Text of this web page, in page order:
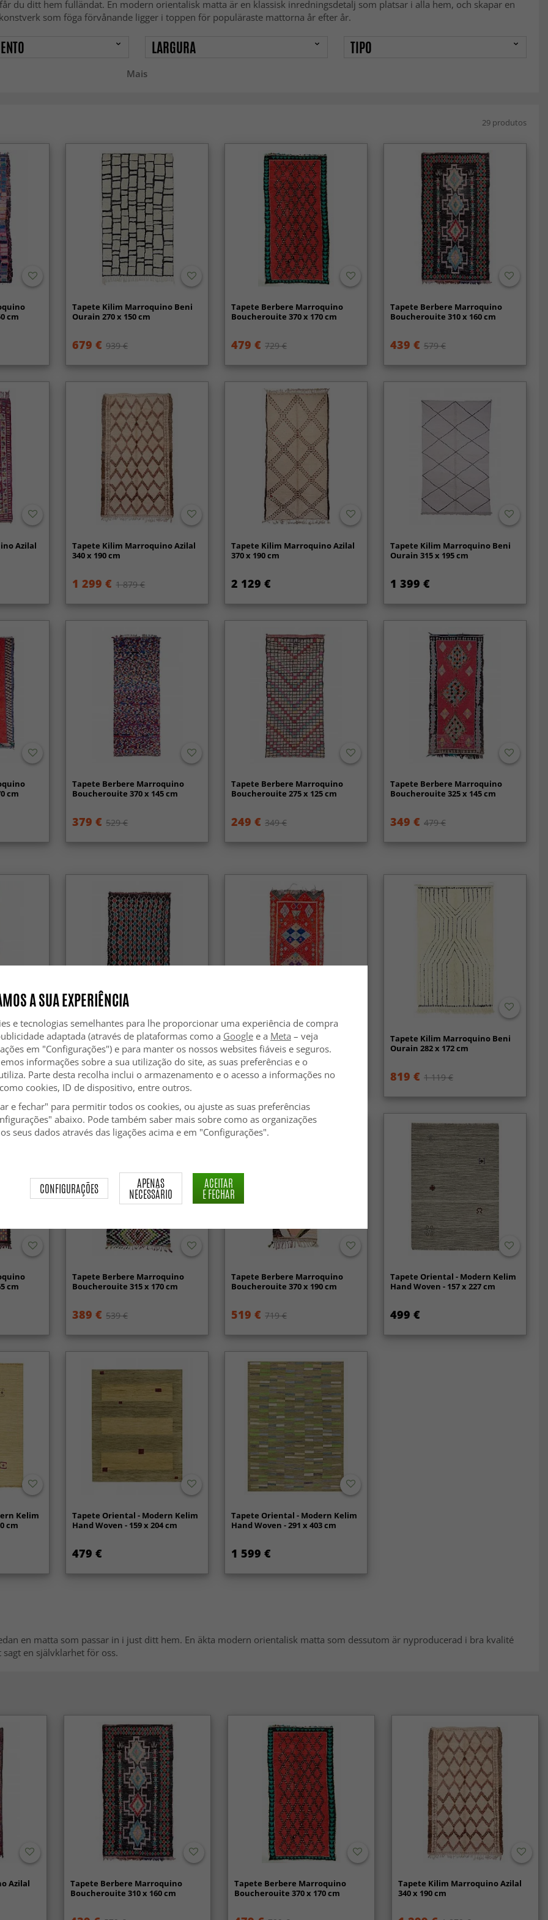
du ditt hem fulländat. En modern orientalisk matta är en klassisk inredningsdetalj som platsar i alla hem, och skapar en
som föga förvånande ligger i toppen för populäraste mattorna år efter år.
Mais
LARGURA TIPO
29 produtos
cm
Tapete Kilim Marroquino Beni
Ourain 270 x 150 cm
679 € 939 €
Tapete Berbere Marroquino
Boucherouite 370 x 170 cm
479 € 729 €
Tapete Berbere Marroquino
Boucherouite 310 x 160 cm
439 € 579 €
Azilal
Tapete Kilim Marroquino Azilal
340 x 190 cm
1 299 € 1 879 €
Tapete Kilim Marroquino Azilal
370 x 190 cm
2 129 €
Tapete Kilim Marroquino Beni
Ourain 315 x 195 cm
1 399 €
cm
Tapete Berbere Marroquino
Boucherouite 370 x 145 cm
379 € 529 €
Tapete Berbere Marroquino
Boucherouite 275 x 125 cm
249 € 349 €
Tapete Berbere Marroquino
Boucherouite 325 x 145 cm
349 € 479 €
cm
Tapete Berbere Marroquino
Boucherouite 395 x 180 cm
519 € 719 €
Tapete Berbere Marroquino
Boucherouite 340 x 155 cm
389 € 529 €
Tapete Kilim Marroquino Beni
Ourain 282 x 172 cm
819 € 1 119 €
cm
Tapete Berbere Marroquino
Boucherouite 315 x 170 cm
389 € 539 €
Tapete Berbere Marroquino
Boucherouite 370 x 190 cm
519 € 719 €
Tapete Oriental - Modern Kelim
Hand Woven - 157 x 227 cm
499 €
Kelim
cm
Tapete Oriental - Modern Kelim
Hand Woven - 159 x 204 cm
479 €
Tapete Oriental - Modern Kelim
Hand Woven - 291 x 403 cm
1 599 €
en matta som passar in i just ditt hem. En äkta modern orientalisk matta som dessutom är nyproducerad i bra kvalité
en självklarhet för oss.
Azilal
Tapete Berbere Marroquino
Boucherouite 310 x 160 cm
Tapete Berbere Marroquino
Boucherouite 370 x 170 cm
Tapete Kilim Marroquino Azilal
340 x 190 cm
A SUA EXPERIÊNCIA
e tecnologias semelhantes para lhe proporcionar uma experiência de compra
adaptada (através de plataformas como a Googlee a Meta – veja
em "Configurações") e para manter os nossos websites fiáveis e seguros.
informações sobre a sua utilização do site, as suas preferências e o
Parte desta recolha inclui o armazenamento e o acesso a informações no
cookies, ID de dispositivo, entre outros.
e fechar" para permitir todos os cookies, ou ajuste as suas preferências
abaixo. Pode também saber mais sobre como as organizações
seus dados através das ligações acima e em "Configurações".
CONFIGURAÇÕES APENAS
NECESSÁRIO
ACEITAR
E FECHAR